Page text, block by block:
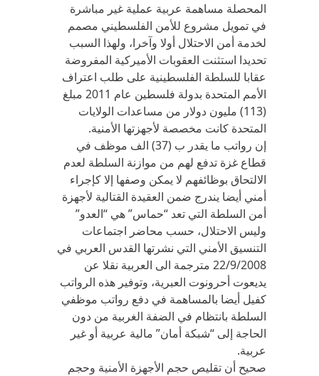
المحصلة مساهمة عربية عملية غير مباشرة
في تمويل مشروع للأمن الفلسطيني مصمم
لخدمة أمن الاحتلال أولا وآخرا، ولهذا السبب
تحديدا استثنت العقوبات الأميركية المفروضة
عقابا للسلطة الفلسطينية على طلب اعتراف
الأمم المتحدة بدولة فلسطين عام 2011 مبلغ
(113) مليون دولار من مساعدات الولايات
المتحدة كانت مخصصة لأجهزتها الأمنية.
إن رواتب ما يقدر ب (37) الف موظف في
قطاع غزة تدفع لهم من موازنة السلطة لعدم
الالتحاق بوظائفهم لا يمكن وصفها إلا كإجراء
أمني أيضا يندرج ضمن العقيدة القتالية لأجهزة
أمن السلطة التي تعد “حماس” هي “العدو”
وليس الاحتلال، حسب محاضر اجتماعات
التنسيق الأمني التي نشرتها القدس العربي في
22/9/2008 مترجمة الى العربية نقلا عن
يديعوت أحرونوت العبرية، وتوفير هذه الرواتب
كفيل أيضا بالمساهمة في دفع رواتب موظفي
السلطة بانتظام في الضفة الغربية من دون
الحاجة إلى “شبكة أمان” مالية عربية أو غير
عربية.
صحيح أن تقليص حجم الأجهزة الأمنية وحجم